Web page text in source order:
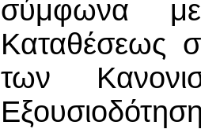
σύμφωνα
Καταθέσεως
των